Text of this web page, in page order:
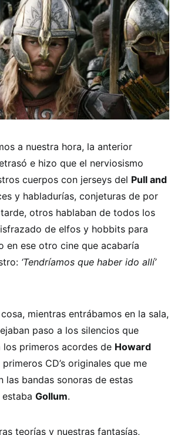
a nuestra hora, la anterior
e hizo que el nerviosismo
cuerpos con jerseys del Pull and
y habladurías, conjeturas de por
otros hablaban de todos los
de elfos y hobbits para
en ese otro cine que acabaría
‘Tendríamos que haber ido allí’
mientras entrábamos en la sala,
paso a los silencios que
los primeros acordes de Howard
CD’s originales que me
las bandas sonoras de estas
Gollum.
teorías y nuestras fantasías,